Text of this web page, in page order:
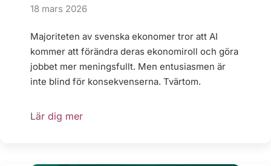
18 mars 2026
Majoriteten av svenska ekonomer tror att AI
kommer att förändra deras ekonomiroll och göra
jobbet mer meningsfullt. Men entusiasmen är
inte blind för konsekvenserna. Tvärtom.
Lär dig mer